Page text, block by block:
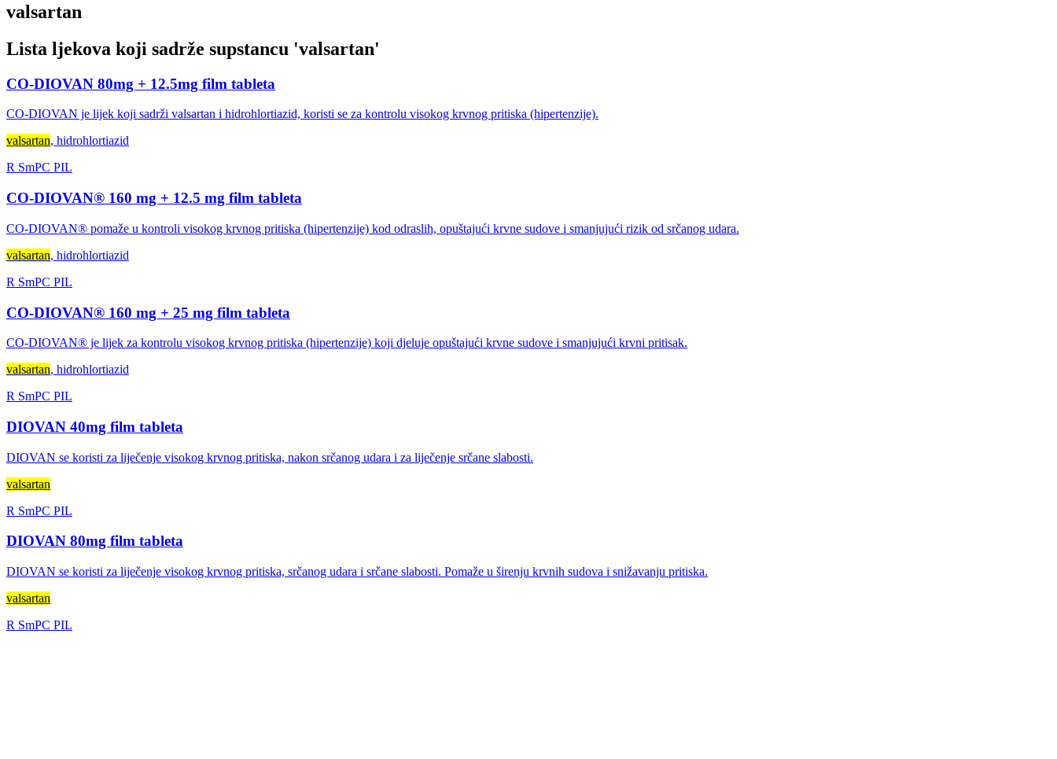
valsartan
Lista ljekova koji sadrže supstancu 'valsartan'
CO-DIOVAN 80mg + 12.5mg film tableta
CO-DIOVAN je lijek koji sadrži valsartan i hidrohlortiazid, koristi se za kontrolu visokog krvnog pritiska (hipertenzije).
valsartan, hidrohlortiazid
R SmPC PIL
CO-DIOVAN® 160 mg + 12.5 mg film tableta
CO-DIOVAN® pomaže u kontroli visokog krvnog pritiska (hipertenzije) kod odraslih, opuštajući krvne sudove i smanjujući rizik od srčanog udara.
valsartan, hidrohlortiazid
R SmPC PIL
CO-DIOVAN® 160 mg + 25 mg film tableta
CO-DIOVAN® je lijek za kontrolu visokog krvnog pritiska (hipertenzije) koji djeluje opuštajući krvne sudove i smanjujući krvni pritisak.
valsartan, hidrohlortiazid
R SmPC PIL
DIOVAN 40mg film tableta
DIOVAN se koristi za liječenje visokog krvnog pritiska, nakon srčanog udara i za liječenje srčane slabosti.
valsartan
R SmPC PIL
DIOVAN 80mg film tableta
DIOVAN se koristi za liječenje visokog krvnog pritiska, srčanog udara i srčane slabosti. Pomaže u širenju krvnih sudova i snižavanju pritiska.
valsartan
R SmPC PIL